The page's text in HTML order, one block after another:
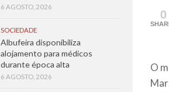
0
O
6 AGOSTO, 2026
SOCIEDADE
Albufeira disponibiliza
alojamento para médicos
durante época alta
6 AGOSTO, 2026